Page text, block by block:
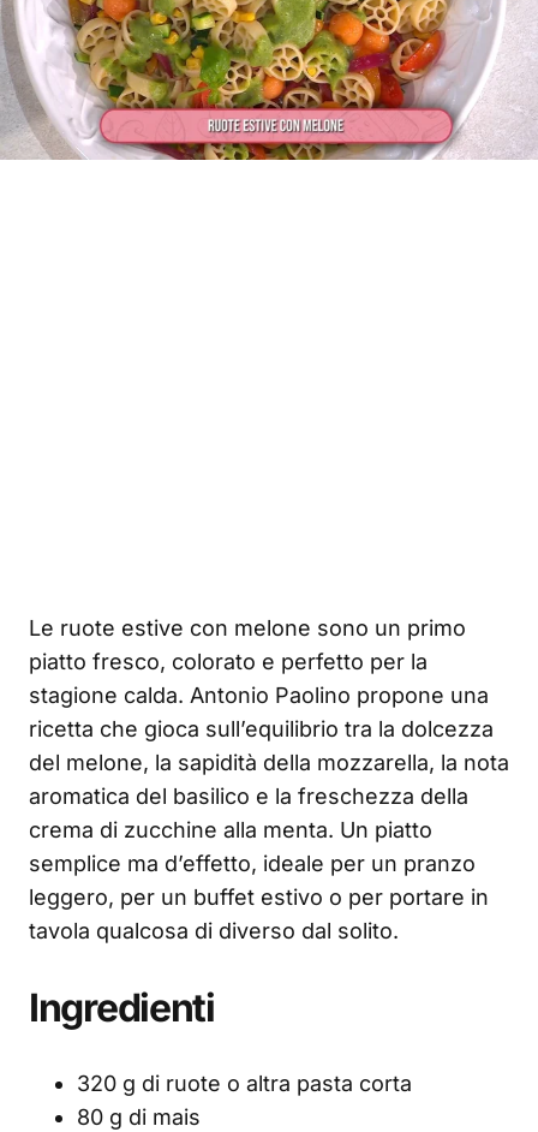
Le ruote estive con melone sono un primo
piatto fresco, colorato e perfetto per la
stagione calda. Antonio Paolino propone una
ricetta che gioca sull’equilibrio tra la dolcezza
del melone, la sapidità della mozzarella, la nota
aromatica del basilico e la freschezza della
crema di zucchine alla menta. Un piatto
semplice ma d’effetto, ideale per un pranzo
leggero, per un buffet estivo o per portare in
tavola qualcosa di diverso dal solito.
Ingredienti
320 g di ruote o altra pasta corta
80 g di mais